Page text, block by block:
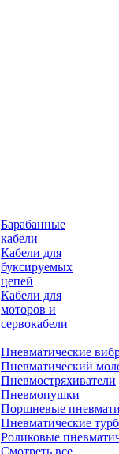
Барабанные
кабели
Кабели для
буксируемых
цепей
Кабели для
моторов и
сервокабели
Пневматические
Пневматический
Пневмостряхиватели
Пневмопушки
Поршневые
Пневматические
Роликовые
Смотреть все